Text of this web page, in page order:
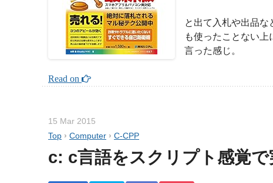
と出て入札や出品な
も使ったことない上
言った感じ。
Read on
15 Mar 2015
Top › Computer › C-CPP
c: c言語をスクリプト感覚